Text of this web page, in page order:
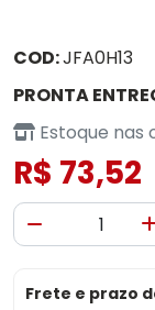
COD:JFA0H13
PRONTA
Estoque nas
R$ 73,52
Frete e prazo